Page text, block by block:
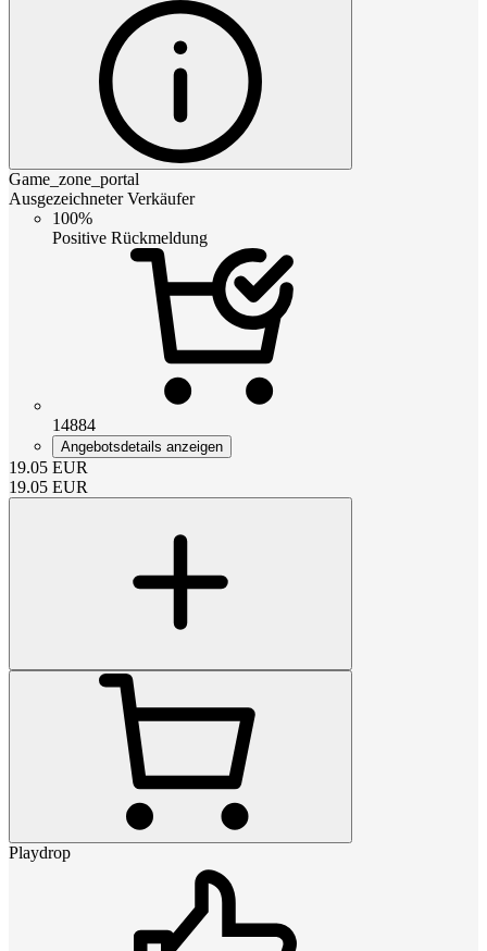
Game_zone_portal
Ausgezeichneter Verkäufer
100%
Positive Rückmeldung
14884
Angebotsdetails anzeigen
19.05 EUR
19.05 EUR
Playdrop